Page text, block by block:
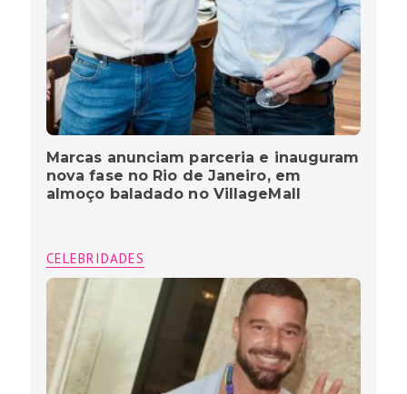
Marcas anunciam parceria e inauguram
nova fase no Rio de Janeiro, em
almoço baladado no VillageMall
CELEBRIDADES